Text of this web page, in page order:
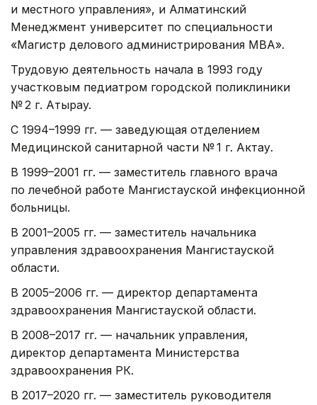
и местного управления», и Алматинский
Менеджмент университет по специальности
«Магистр делового администрирования МВА».
Трудовую деятельность начала в 1993 году
участковым педиатром городской поликлиники
№ 2 г. Атыpay.
С 1994–1999 гг. — заведующая отделением
Медицинской санитарной части № 1 г. Актау.
В 1999–2001 гг. — заместитель главного врача
по лечебной работе Мангистауской инфекционной
больницы.
В 2001–2005 гг. — заместитель начальника
управления здравоохранения Мангистауской
области.
В 2005–2006 гг. — директор департамента
здравоохранения Мангистауской области.
В 2008–2017 гг. — начальник управления,
директор департамента Министерства
здравоохранения РК.
В 2017–2020 гг. — заместитель руководителя